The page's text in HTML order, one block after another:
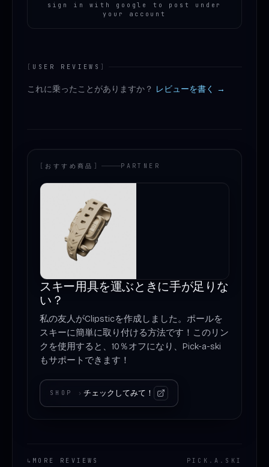
sign in with google to post under
your account
[ USER REVIEWS ]
これに乗ったことがありますか？ レビューを書く →
[ おすすめ商品 ] PARTNER
スキー用具を運ぶときに手が足りな
い？
私の友人がClipsticを作成しました。ポールを
スキーに簡単に取り付ける方法です！このリン
クを使用すると、10％オフになり、Pick-a-ski
もサポートできます！
SHOP ›チェックしてみて！
↳ MORE REVIEWS PICK . A . SKI